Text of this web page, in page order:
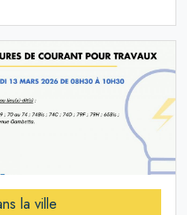
la ville